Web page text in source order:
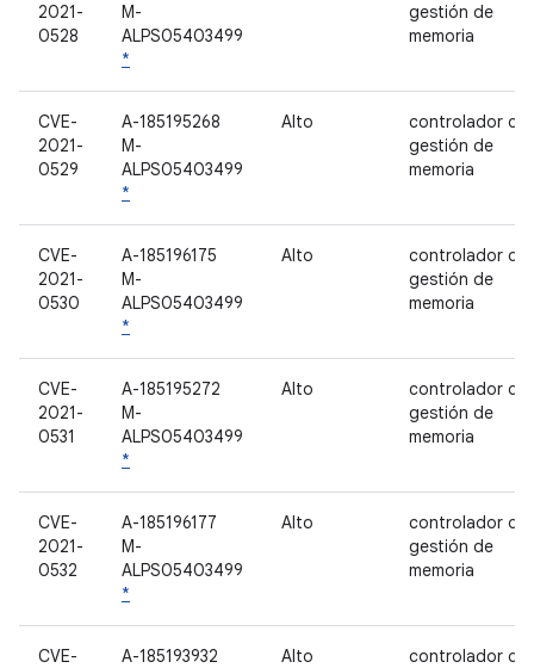
2021-
0528
M-
ALPS05403499
*
gestión de
memoria
CVE-
2021-
0529
A-185195268
M-
ALPS05403499
*
Alto
controlador de
gestión de
memoria
CVE-
2021-
0530
A-185196175
M-
ALPS05403499
*
Alto
controlador de
gestión de
memoria
CVE-
2021-
0531
A-185195272
M-
ALPS05403499
*
Alto
controlador de
gestión de
memoria
CVE-
2021-
0532
A-185196177
M-
ALPS05403499
*
Alto
controlador de
gestión de
memoria
CVE-
A-185193932
Alto
controlador de